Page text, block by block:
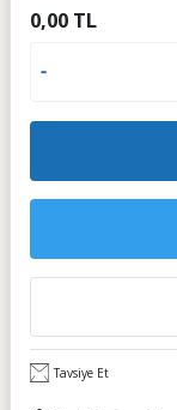
0,00 TL
Tavsiye Et